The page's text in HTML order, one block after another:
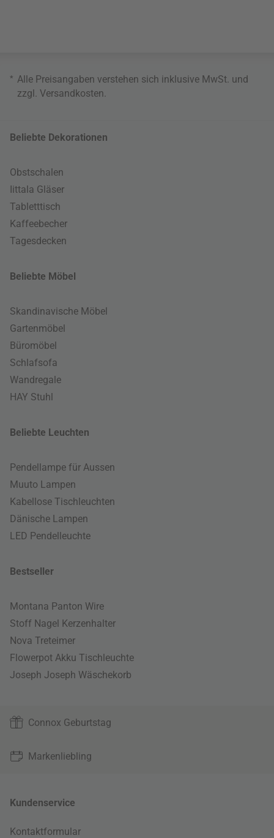
* Alle Preisangaben verstehen sich inklusive MwSt. und
zzgl. Versandkosten
Beliebte Dekorationen
Obstschalen
Iittala Gläser
Tabletttisch
Kaffeebecher
Tagesdecken
Beliebte Möbel
Skandinavische Möbel
Gartenmöbel
Büromöbel
Schlafsofa
Wandregale
HAY Stuhl
Beliebte Leuchten
Pendellampe für Aussen
Muuto Lampen
Kabellose Tischleuchten
Dänische Lampen
LED Pendelleuchte
Bestseller
Montana Panton Wire
Stoff Nagel Kerzenhalter
Nova Treteimer
Flowerpot Akku Tischleuchte
Joseph Joseph Wäschekorb
Connox Geburtstag
Markenliebling
Kundenservice
Kontaktformular